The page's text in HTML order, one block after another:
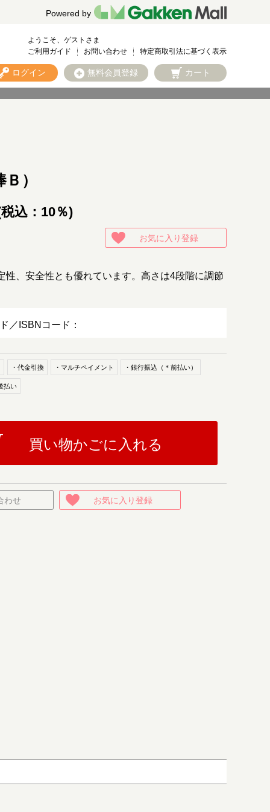
Powered by
ようこそ、ゲストさま
ご利用ガイド
お問い合わせ 特定商取引法に基づく表示
ログイン 無料会員登録 カート
）
込：10％)
お気に入り登録
、安全性とも優れています。高さは4段階に調節
／ISBNコード：
・代金引換 ・マルチペイメント ・銀行振込（＊前払い）
払い
買い物かごに入れる
わせ お気に入り登録